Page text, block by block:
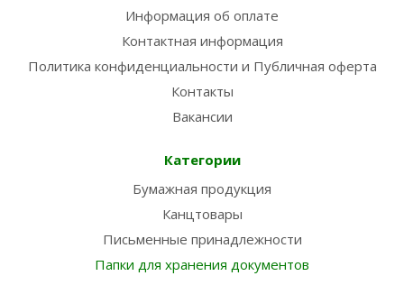
Информация об оплате
Контактная информация
Политика конфиденциальности и Публичная оферта
Контакты
Вакансии
Категории
Бумажная продукция
Канцтовары
Письменные принадлежности
Папки для хранения документов